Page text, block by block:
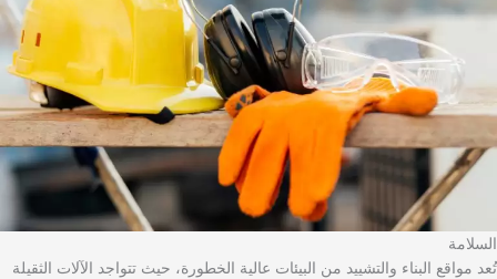
السلامة
تُعد مواقع البناء والتشييد من البيئات عالية الخطورة، حيث تتواجد الآلات الثقيلة